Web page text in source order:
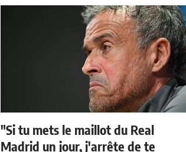
"Si tu mets le maillot du Real
Madrid un jour, j'arrête de te